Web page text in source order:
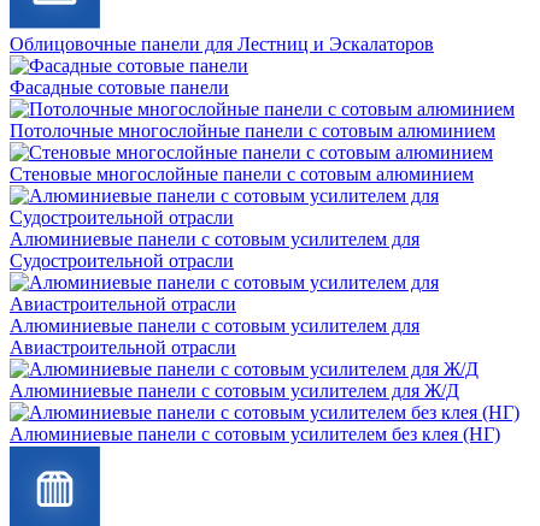
Облицовочные панели для Лестниц и Эскалаторов
Фасадные сотовые панели
Потолочные многослойные панели с сотовым алюминием
Стеновые многослойные панели с сотовым алюминием
Алюминиевые панели с сотовым усилителем для
Судостроительной отрасли
Алюминиевые панели с сотовым усилителем для
Авиастроительной отрасли
Алюминиевые панели с сотовым усилителем для Ж/Д
Алюминиевые панели с сотовым усилителем без клея (НГ)